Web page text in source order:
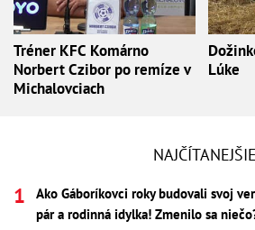
Tréner KFC Komárno
Norbert Czibor po remíze v
Michalovciach
Lúke
NAJČÍTANEJŠIE
Ako Gáboríkovci roky budovali svoj
pár a rodinná idylka! Zmenilo sa